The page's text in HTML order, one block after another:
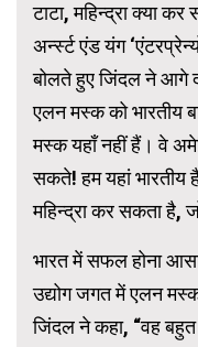
टाटा, महिन्द्रा क्या
अर्न्स्ट एंड यंग
बोलते हुए जिंदल ने आगे
एलन मस्क को भारतीय
मस्क यहाँ नहीं हैं। वे
सकते! हम यहां भारतीय
महिन्द्रा कर सकता है,
भारत में सफल होना
उद्योग जगत में एलन
जिंदल ने कहा, “वह बहुत